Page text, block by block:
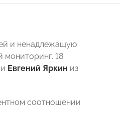
и ненадлежащую
18
Евгений Яркин из
соотношении